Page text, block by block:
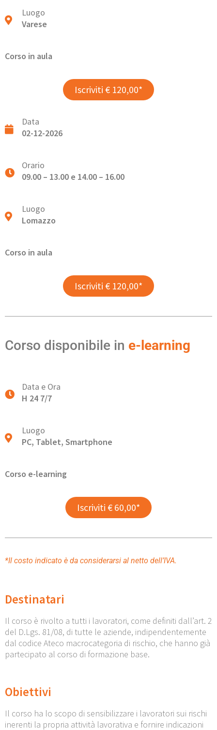
Luogo
Varese
Corso in aula
Iscriviti € 120,00*
Data
02-12-2026
Orario
09.00 – 13.00 e 14.00 – 16.00
Luogo
Lomazzo
Corso in aula
Iscriviti € 120,00*
Corso disponibile in e-learning
Data e Ora
H 24 7/7
Luogo
PC, Tablet, Smartphone
Corso e-learning
Iscriviti € 60,00*
*Il costo indicato è da considerarsi al netto dell’IVA.
Destinatari
Il corso è rivolto a tutti i lavoratori, come definiti dall’art. 2
del D.Lgs. 81/08, di tutte le aziende, indipendentemente
dal codice Ateco macrocategoria di rischio, che hanno già
partecipato al corso di formazione base.
Obiettivi
Il corso ha lo scopo di sensibilizzare i lavoratori sui rischi
inerenti la propria attività lavorativa e fornire indicazioni